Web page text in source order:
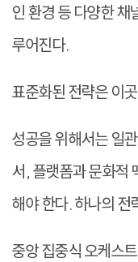
인 환경 등 다양한 채
루어진다.
표준화된 전략은 이
성공을 위해서는 일
서, 플랫폼과 문화적
해야 한다. 하나의 전
중앙 집중식 오케스